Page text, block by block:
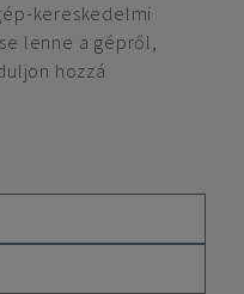
kereskedelmi
lenne a gépről,
hozzá